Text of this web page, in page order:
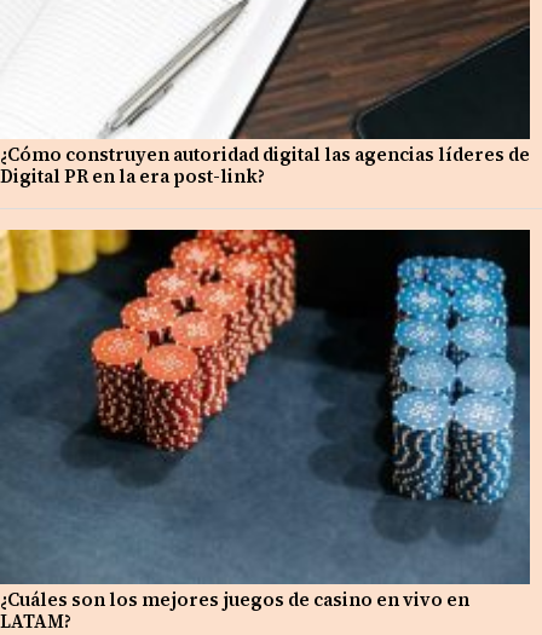
¿Cómo construyen autoridad digital las agencias líderes de
Digital PR en la era post-link?
¿Cuáles son los mejores juegos de casino en vivo en
LATAM?